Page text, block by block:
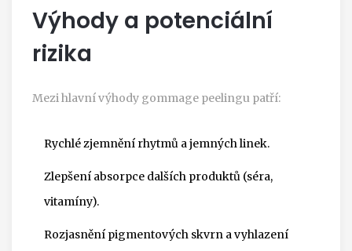
Výhody a potenciální
rizika
Mezi hlavní výhody gommage peelingu patří:
Rychlé zjemnění rhytmů a jemných linek.
Zlepšení absorpce dalších produktů (séra,
vitamíny).
Rozjasnění pigmentových skvrn a vyhlazení